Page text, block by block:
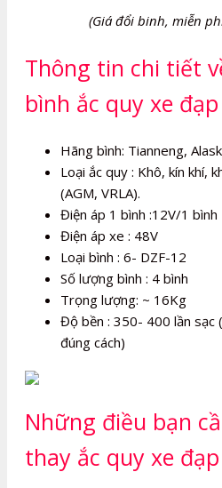
(Giá đổi binh, miễn
Thông tin chi tiết
bình ắc quy xe
Hãng bình: Tianneng,
Loại ắc quy : Khô, kín khí,
(AGM, VRLA).
Điện áp 1 bình :12V/1 bình
Điện áp xe : 48V
Loại bình : 6- DZF-12
Số lượng bình : 4 bình
Trọng lượng: ~ 16Kg
Độ bền : 350- 400 lần sạc
đúng cách)
Những điều bạn
thay ắc quy xe